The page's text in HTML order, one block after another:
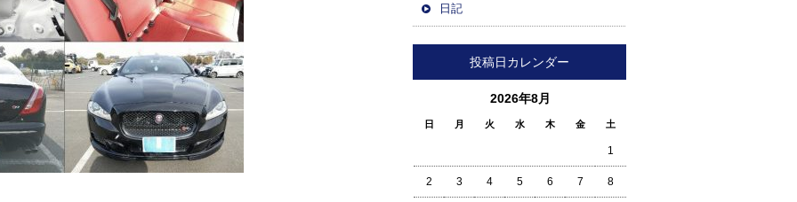
日記
投稿日カレンダー
2026年8月
日 月 火 水 木 金 土
1
2 3 4 5 6 7 8